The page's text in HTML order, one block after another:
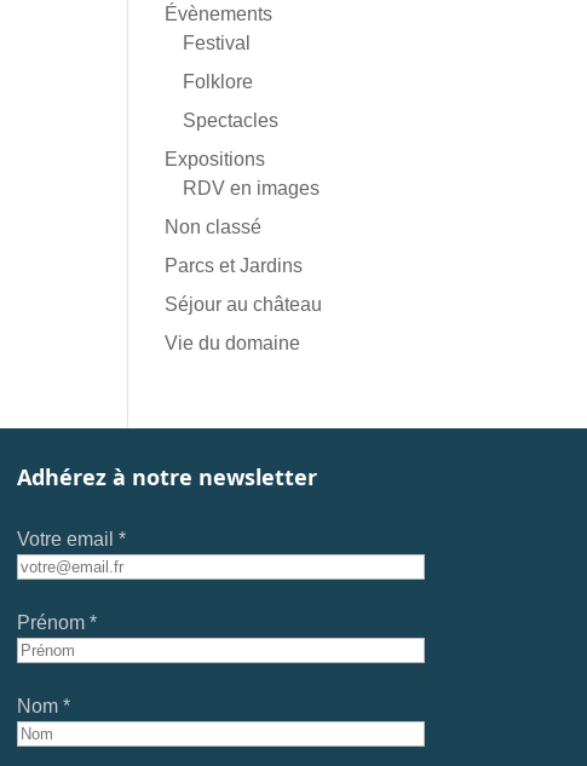
Évènements
Festival
Folklore
Spectacles
Expositions
RDV en images
Non classé
Parcs et Jardins
Séjour au château
Vie du domaine
Adhérez à notre newsletter
Votre email *
Prénom *
Nom *